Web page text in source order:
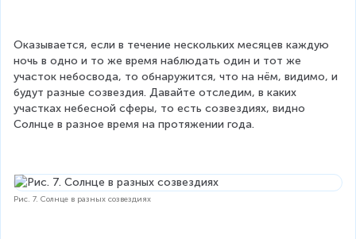
Оказывается, если в течение нескольких месяцев каждую
ночь в одно и то же время наблюдать один и тот же
участок небосвода, то обнаружится, что на нём, видимо, и
будут разные созвездия. Давайте отследим, в каких
участках небесной сферы, то есть созвездиях, видно
Солнце в разное время на протяжении года.
Рис. 7. Солнце в разных созвездиях